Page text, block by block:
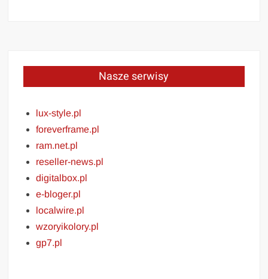
Nasze serwisy
lux-style.pl
foreverframe.pl
ram.net.pl
reseller-news.pl
digitalbox.pl
e-bloger.pl
localwire.pl
wzoryikolory.pl
gp7.pl